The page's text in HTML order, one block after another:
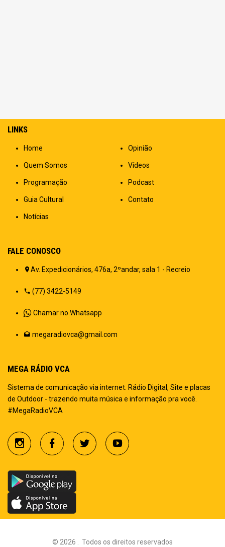
LINKS
Home
Quem Somos
Programação
Guia Cultural
Notícias
Opinião
Vídeos
Podcast
Contato
FALE CONOSCO
Av. Expedicionários, 476a, 2ºandar, sala 1 - Recreio
(77) 3422-5149
Chamar no Whatsapp
megaradiovca@gmail.com
MEGA RÁDIO VCA
Sistema de comunicação via internet. Rádio Digital, Site e placas
de Outdoor - trazendo muita música e informação pra você.
#MegaRadioVCA
© 2026 Todos os direitos reservados